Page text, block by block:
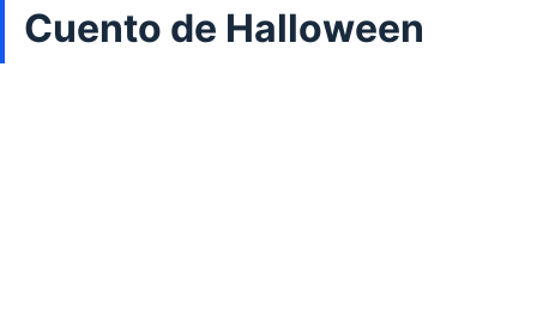
Cuento de Halloween